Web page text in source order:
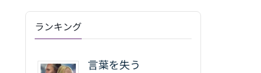
ランキング
言葉を失う